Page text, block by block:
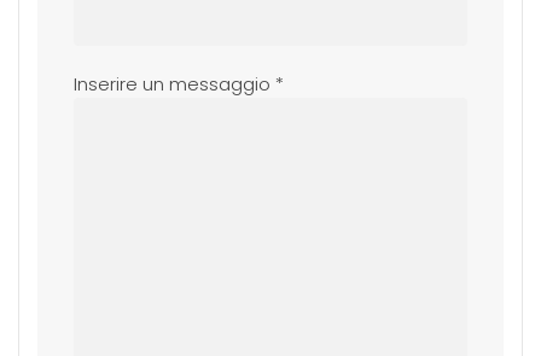
Inserire un messaggio *